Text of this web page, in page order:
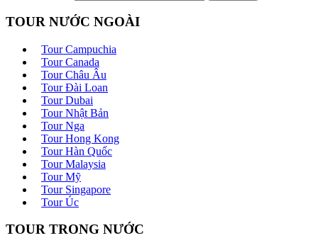
TOUR NƯỚC NGOÀI
Tour Campuchia
Tour Canada
Tour Châu Âu
Tour Đài Loan
Tour Dubai
Tour Nhật Bản
Tour Nga
Tour Hong Kong
Tour Hàn Quốc
Tour Malaysia
Tour Mỹ
Tour Singapore
Tour Úc
TOUR TRONG NƯỚC